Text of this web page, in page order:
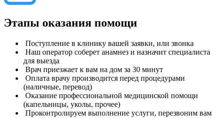
Этапы оказания помощи
Поступление в клинику вашей заявки, или звонка
Наш оператор соберет анамнез и назначит специалиста
для выезда
Врач приезжает к вам на дом за 30 минут
Оплата врачу производится перед процедурами
(наличные, перевод)
Оказание профессиональной медицинской помощи
(капельницы, уколы, прочее)
Проконтролируем выполнение услуги, перезвоним вам